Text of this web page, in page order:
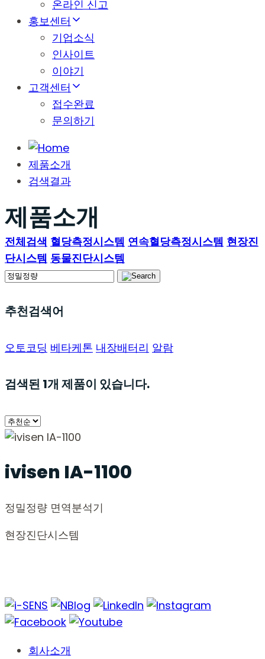
온라인 신고
홍보센터
기업소식
인사이트
이야기
고객센터
접수완료
문의하기
제품소개
검색결과
제품소개
전체검색 혈당측정시스템 연속혈당측정시스템 현장진
단시스템 동물진단시스템
추천검색어
오토코딩 베타케톤 내장배터리 알람
검색된 1개 제품이 있습니다.
ivisen IA-1100
정밀정량 면역분석기
현장진단시스템
회사소개